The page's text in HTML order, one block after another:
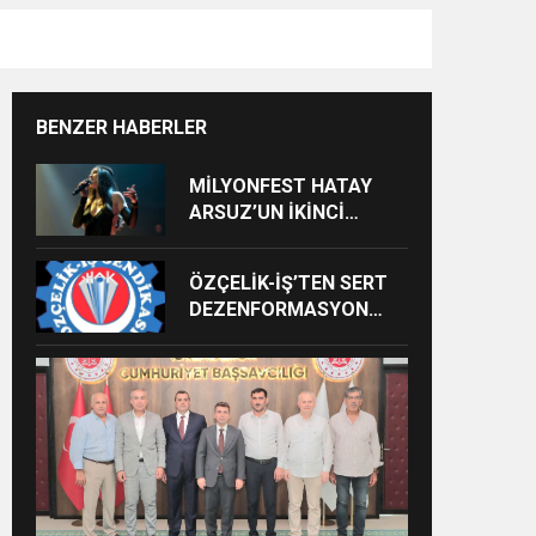
BENZER HABERLER
MİLYONFEST HATAY
ARSUZ’UN İKİNCİ
ALACAK
ÖZÇELİK-İŞ’TEN SERT
DEZENFORMASYON
VE CEZAİ SÜREÇ
BAŞLATILDI”